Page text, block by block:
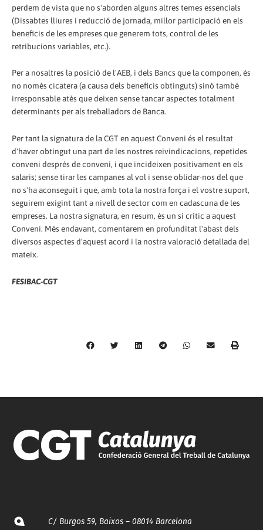
perdem de vista que no s'aborden alguns altres temes essencials
(Dissabtes lliures i reducció de jornada, millor participació en els
beneficis de les empreses que generem tots, control de les
retribucions variables, etc.).
Per a nosaltres la posició de l'AEB, i dels Bancs que la componen, és
no només cicatera (a causa dels beneficis obtinguts) sinó també
irresponsable atès que deixen sense tancar aspectes totalment
determinants per als treballadors de Banca.
Per tant la signatura de la CGT en aquest Conveni és el resultat
d'haver obtingut una part de les nostres reivindicacions, repetides
conveni després de conveni, i que incideixen positivament en els
salaris; sense tirar les campanes al vol i sense oblidar-nos del que
no s'ha aconseguit i que, amb tota la nostra força i el vostre suport,
seguirem exigint tant a nivell de sector com en cadascuna de les
empreses. La nostra signatura, en resum, és un sí crític a aquest
Conveni. Més endavant, comentarem en profunditat l'abast dels
diversos aspectes d'aquest acord i la nostra valoració detallada del
mateix.
FESIBAC-CGT
C/ Burgos 59, Baixos – 08014 Barcelona